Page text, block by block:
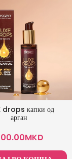
drops капки од
арган
MKD